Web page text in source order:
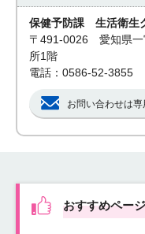
保健予防課 生活衛生
〒491-0026 愛知県
所1階
電話：0586-52-3855
お問い合わせは専
おすすめページ